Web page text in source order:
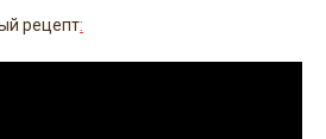
рецепт: